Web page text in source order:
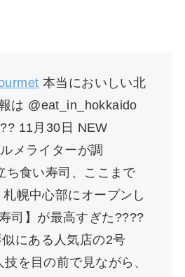
本当においしい北
は @eat_in_hokkaido
11月30日 NEW
メライターが調
ち食い寿司、ここまで
幌中心部にオープンし
司】が最高すぎた????
にある人気店の2号
を目の前で見ながら、